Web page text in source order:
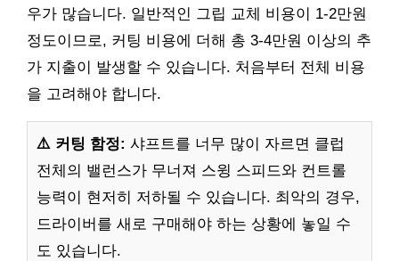
우가 많습니다. 일반적인 그립 교체 비용이 1-2만원
정도이므로, 커팅 비용에 더해 총 3-4만원 이상의 추
가 지출이 발생할 수 있습니다. 처음부터 전체 비용
을 고려해야 합니다.
⚠️ 커팅 함정: 샤프트를 너무 많이 자르면 클럽
전체의 밸런스가 무너져 스윙 스피드와 컨트롤
능력이 현저히 저하될 수 있습니다. 최악의 경우,
드라이버를 새로 구매해야 하는 상황에 놓일 수
도 있습니다.